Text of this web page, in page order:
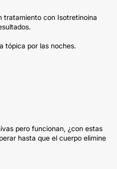
tratamiento con Isotretinoina
tópica por las noches.
pero funcionan, ¿con estas
hasta que el cuerpo elimine